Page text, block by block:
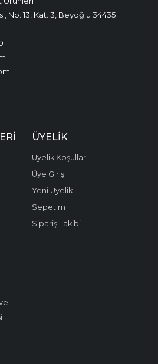
No: 13, Kat: 3, Beyoğlu 34435
ÜYELIK
Üyelik Koşulları
Üye Girişi
Yeni Üyelik
Sepetim
Sipariş Takibi